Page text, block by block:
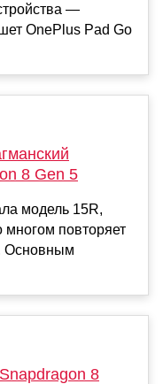
—
OnePlus Pad Go
8 Gen 5
модель 15R,
многом повторяет
Основным
8